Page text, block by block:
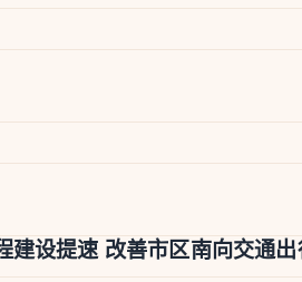
建设提速 改善市区南向交通出